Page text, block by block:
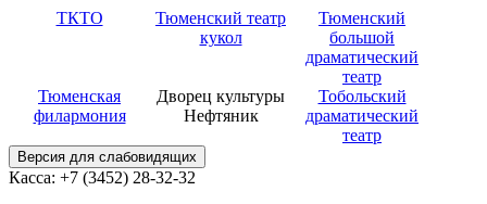
ТКТО
Тюменский театр
кукол
Тюменский
большой
драматический
театр
Тюменская
филармония
Дворец культуры
Нефтяник
Тобольский
драматический
театр
Версия для слабовидящих
Касса: +7 (3452) 28-32-32